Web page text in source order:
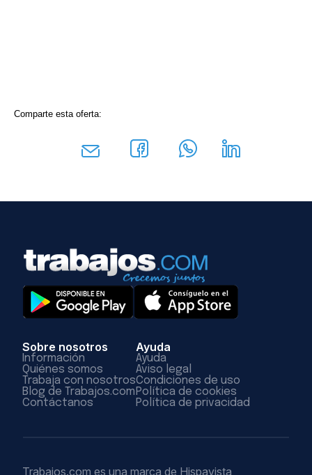
Comparte esta oferta:
Sobre nosotros
Información
Quiénes somos
Trabaja con nosotros
Blog de Trabajos.com
Contáctanos
Ayuda
Ayuda
Aviso legal
Condiciones de uso
Política de cookies
Política de privacidad
Trabajos.com es una marca de Hispavista